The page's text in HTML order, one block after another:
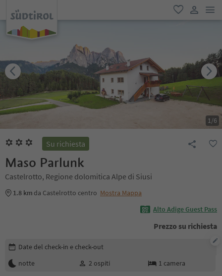
favoriti
user link
1/6
Su richiesta
Maso Parlunk
Castelrotto, Regione dolomitica Alpe di Siusi
1.8 km da Castelrotto centro Mostra Mappa
Alto Adige Guest Pass
Prezzo su richiesta
Modifica i dettagli della prenotazione
Date del check-in e check-out
notte
2 ospiti 1 camera